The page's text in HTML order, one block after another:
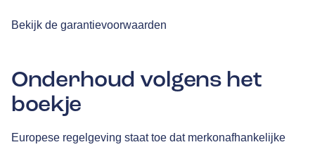
Bekijk de garantievoorwaarden
Onderhoud volgens het
boekje
Europese regelgeving staat toe dat merkonafhankelijke